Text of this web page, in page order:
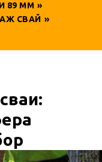
89 ММ »
СВАЙ »